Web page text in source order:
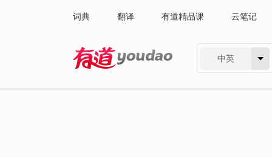
词典 翻译 有道精品课 云笔记
中英